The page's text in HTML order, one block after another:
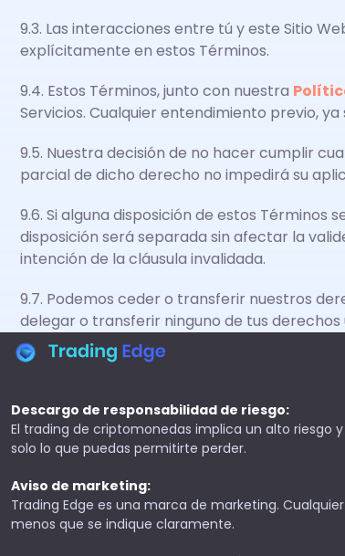
9.3. Las interacciones entre tú y este Sitio
explícitamente en estos Términos.
9.4. Estos Términos, junto con nuestra
Servicios. Cualquier entendimiento previo,
9.5. Nuestra decisión de no hacer cumplir
parcial de dicho derecho no impedirá su
9.6. Si alguna disposición de estos
disposición será separada sin afectar la
intención de la cláusula invalidada.
9.7. Podemos ceder o transferir nuestros
delegar o transferir ninguno de tus
Descargo de responsabilidad de riesgo:
El trading de criptomonedas implica un alto riesgo
solo lo que puedas permitirte perder.
Aviso de marketing:
Trading Edge es una marca de marketing.
menos que se indique claramente.